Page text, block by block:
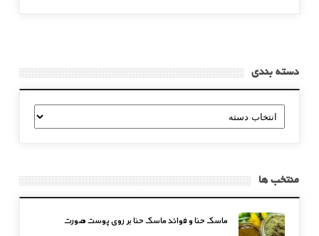
دسته بندی
دسته
بندی
منتخب ها
ماسک حنا و فوائد ماسک حنا بر روی پوست صورت